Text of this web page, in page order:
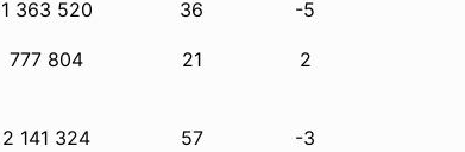
1 363 520 36 -5
777 804 21 2
2 141 324 57 -3